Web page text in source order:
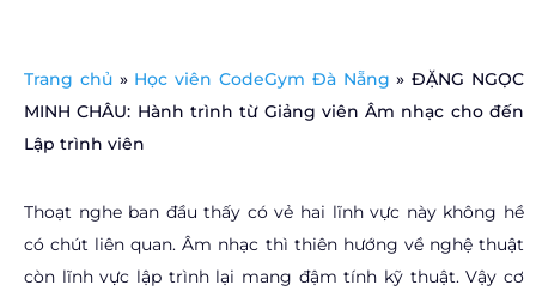
Trang chủ» Học viên CodeGym Đà Nẵng »ĐẶNG NGỌC
MINH CHÂU: Hành trình từ Giảng viên Âm nhạc cho đến
Lập trình viên
Thoạt nghe ban đầu thấy có vẻ hai lĩnh vực này không hề
có chút liên quan. Âm nhạc thì thiên hướng về nghệ thuật
còn lĩnh vực lập trình lại mang đậm tính kỹ thuật. Vậy cơ